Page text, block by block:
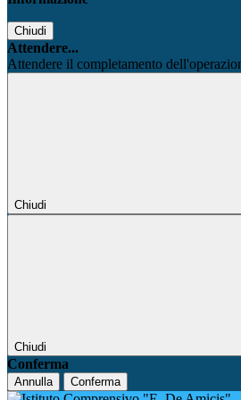
Chiudi
Attendere...
Attendere il completamento
Chiudi
Chiudi
Conferma
Annulla Conferma